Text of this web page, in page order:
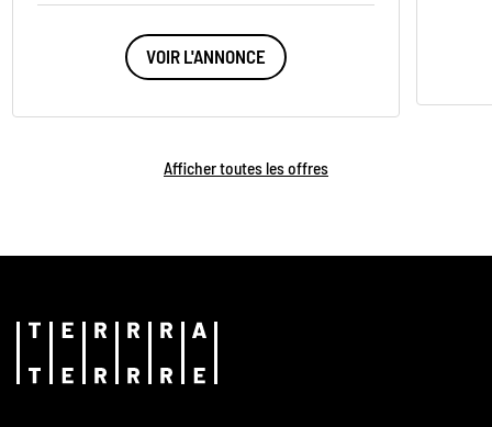
VOIR L'ANNONCE
Afficher toutes les offres